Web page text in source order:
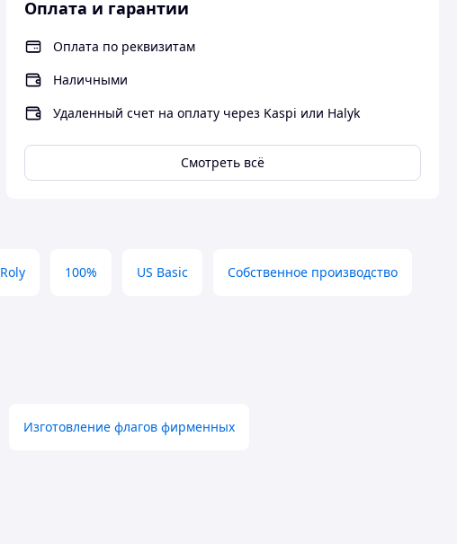
Оплата и гарантии
Оплата по реквизитам
Наличными
Удаленный счет на оплату через Kaspi или Halyk
Смотреть всё
Roly 100% US Basic Собственное производство
Изготовление флагов фирменных